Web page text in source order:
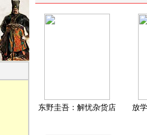
东野圭吾：解忧杂货店 放